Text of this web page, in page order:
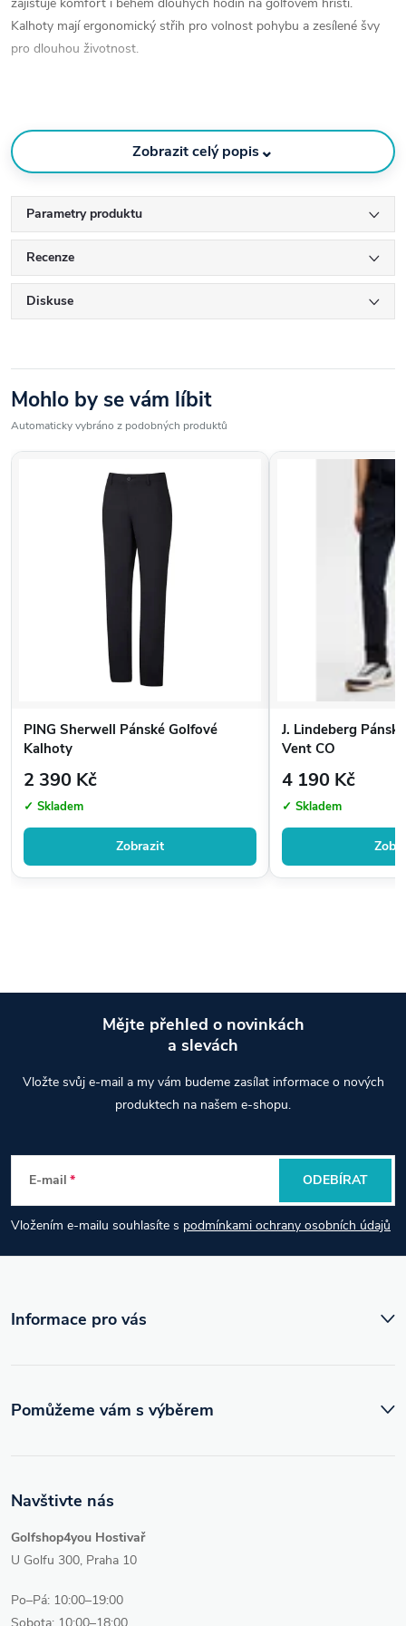
Kalhoty mají ergonomický střih pro volnost pohybu a zesílené švy
pro dlouhou životnost.
– univerzální a elegantní
prodyšná
Odolný a lehký materiál
Ergonomický střih pro maximální komfort a pohybovou
Zesílené švy pro lepší odolnost proti opotřebení
Elastický pas a nastavitelný stahování nohavic
Vhodné pro deštivé a chladné počasí na golfu i outdoor
Zobrazit celý popis⌄
Parametry produktu
Recenze
Diskuse
Mohlo by se vám líbit
Automaticky vybráno z podobných produktů
PING Sherwell Pánské Golfové
Kalhoty
2 390 Kč
✓ Skladem
Zobrazit
J. Lindeberg
Vent CO
4 190 Kč
✓ Skladem
p
a
t
Mějte přehled o novinkách
a slevách
Vložte svůj e-mail a my vám budeme zasílat informace o nových
produktech na našem e-shopu.
E-mail
Vložením e-mailu souhlasíte s podmínkami ochrany osobních údajů
ODEBÍRAT
Informace pro vás
Navštivte nás
Golfshop4you Hostivař
U Golfu 300, Praha 10
Po–Pá: 10:00–19:00
Pomůžeme vám s výběrem